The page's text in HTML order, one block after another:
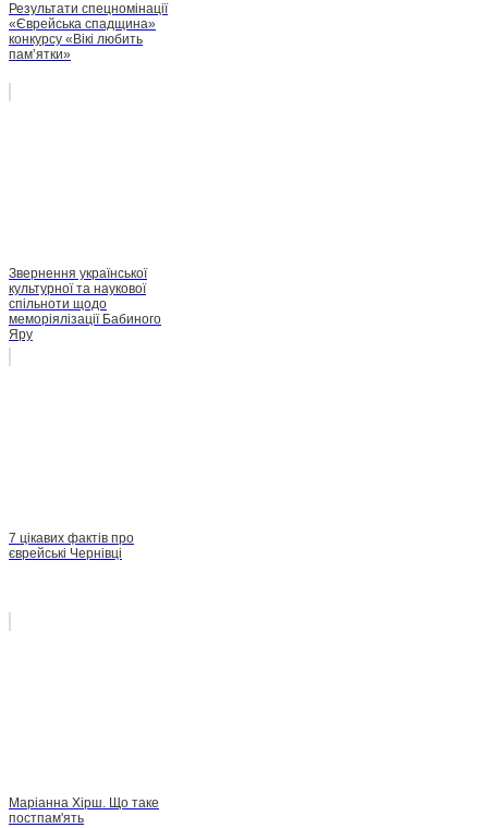
Результати спецномінації
«Єврейська спадщина»
конкурсу «Вікі любить
пам’ятки»
Звернення української
культурної та наукової
спільноти щодо
меморіялізації Бабиного
Яру
7 цікавих фактів про
єврейські Чернівці
Маріанна Хірш. Що таке
постпам'ять